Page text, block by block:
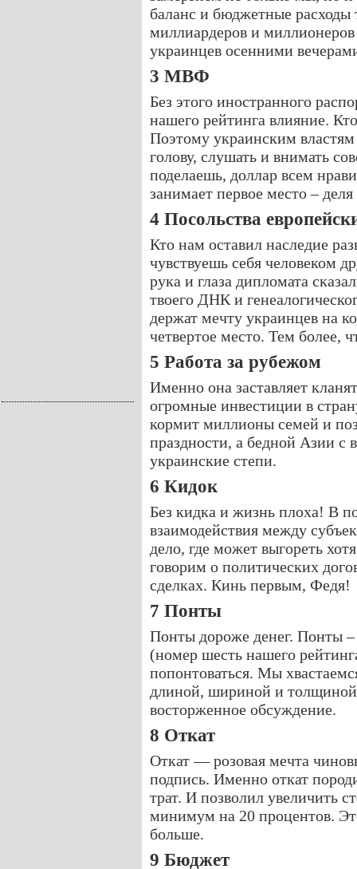
баланс и бюджетные расходы
миллиардеров и миллионеров
украинцев осенними
3 МВФ
Без этого иностранного
нашего рейтинга влияние.
Поэтому украинским властям
голову, слушать и внимать
поделаешь, доллар всем
занимает первое место –
4 Посольства
Кто нам оставил наследие
чувствуешь себя человеком
рука и глаза дипломата
твоего ДНК и
держат мечту украинцев на
четвертое место. Тем более,
5 Работа за рубежом
Именно она заставляет
огромные инвестиции в
кормит миллионы семей и
праздности, а бедной Азии с
украинские степи.
6 Кидок
Без кидка и жизнь плоха! В
взаимодействия между
дело, где может выгореть
говорим о политических
сделках. Кинь первым, Федя!
7 Понты
Понты дороже денег. Понты –
(номер шесть нашего
попонтоваться. Мы
длиной, шириной и
восторженное обсуждение.
8 Откат
Откат — розовая мечта
подпись. Именно откат
трат. И позволил увеличить
минимум на 20 процентов.
больше.
9 Бюджет